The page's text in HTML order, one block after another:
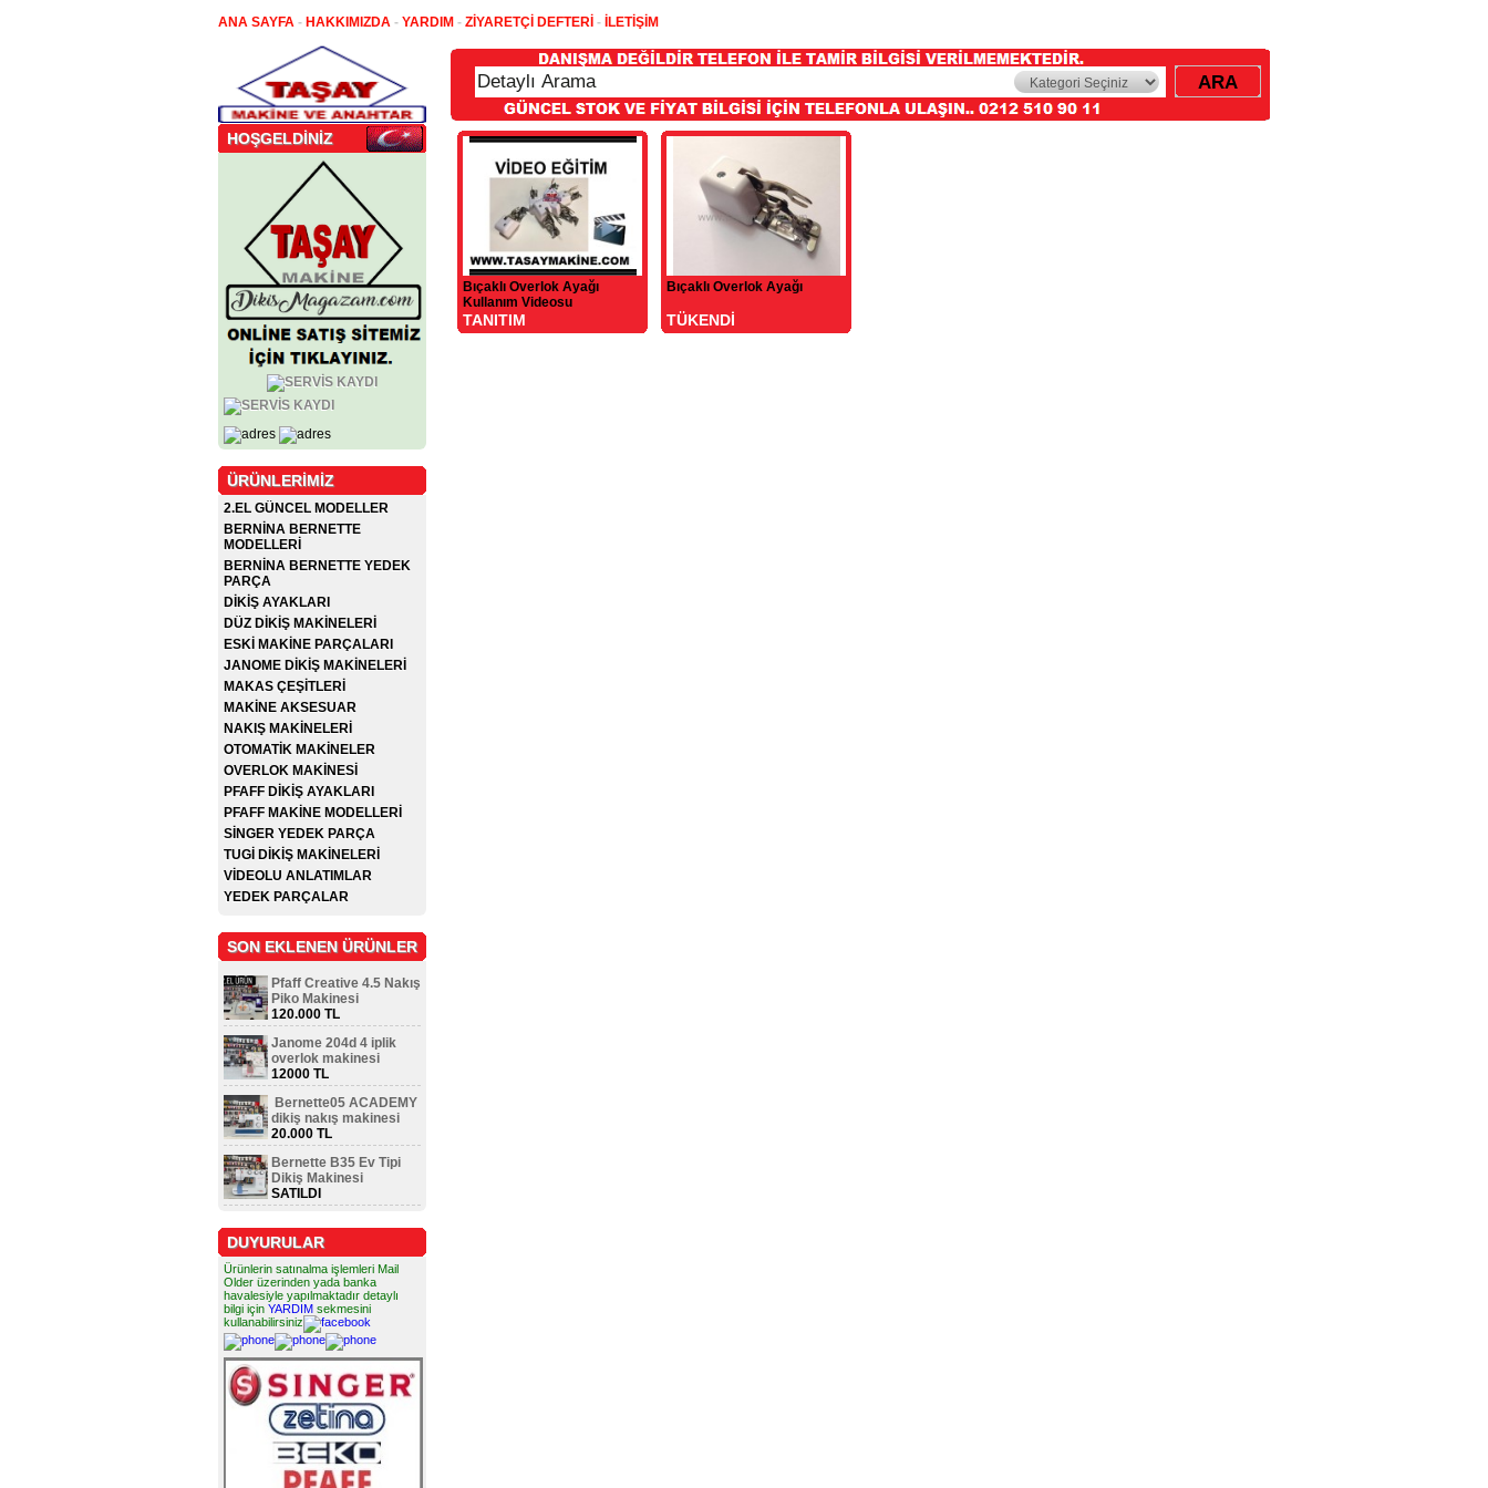
ANA SAYFA - HAKKIMIZDA - YARDIM - ZİYARETÇİ DEFTERİ - İLETİŞİM
HOŞGELDİNİZ
ÜRÜNLERİMİZ
2.EL GÜNCEL MODELLER
BERNİNA BERNETTE
MODELLERİ
BERNİNA BERNETTE YEDEK
PARÇA
DİKİŞ AYAKLARI
DÜZ DİKİŞ MAKİNELERİ
ESKİ MAKİNE PARÇALARI
JANOME DİKİŞ MAKİNELERİ
MAKAS ÇEŞİTLERİ
MAKİNE AKSESUAR
NAKIŞ MAKİNELERİ
OTOMATİK MAKİNELER
OVERLOK MAKİNESİ
PFAFF DİKİŞ AYAKLARI
PFAFF MAKİNE MODELLERİ
SİNGER YEDEK PARÇA
TUGİ DİKİŞ MAKİNELERİ
VİDEOLU ANLATIMLAR
YEDEK PARÇALAR
SON EKLENEN ÜRÜNLER
Pfaff Creative 4.5 Nakış
Piko Makinesi
120.000 TL
Janome 204d 4 iplik
overlok makinesi
12000 TL
Bernette05 ACADEMY
dikiş nakış makinesi
20.000 TL
Bernette B35 Ev Tipi
Dikiş Makinesi
SATILDI
DUYURULAR
Ürünlerin satınalma işlemleri Mail
Older üzerinden yada banka
havalesiyle yapılmaktadır detaylı
bilgi için YARDIM sekmesini
kullanabilirsiniz
Bıçaklı Overlok Ayağı
Kullanım Videosu
TANITIM
Bıçaklı Overlok Ayağı
TÜKENDİ